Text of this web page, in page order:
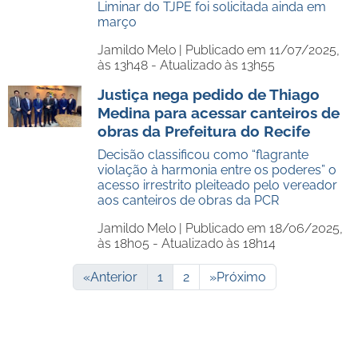
Liminar do TJPE foi solicitada ainda em
março
Jamildo Melo | Publicado em 11/07/2025,
às 13h48 - Atualizado às 13h55
Justiça nega pedido de Thiago
Medina para acessar canteiros de
obras da Prefeitura do Recife
Decisão classificou como “flagrante
violação à harmonia entre os poderes” o
acesso irrestrito pleiteado pelo vereador
aos canteiros de obras da PCR
Jamildo Melo | Publicado em 18/06/2025,
às 18h05 - Atualizado às 18h14
«Anterior 1 2 »Próximo